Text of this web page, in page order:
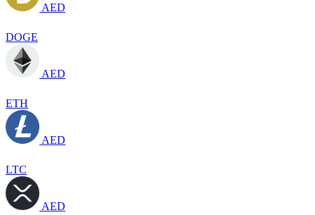
AED
DOGE
AED
ETH
AED
LTC
AED